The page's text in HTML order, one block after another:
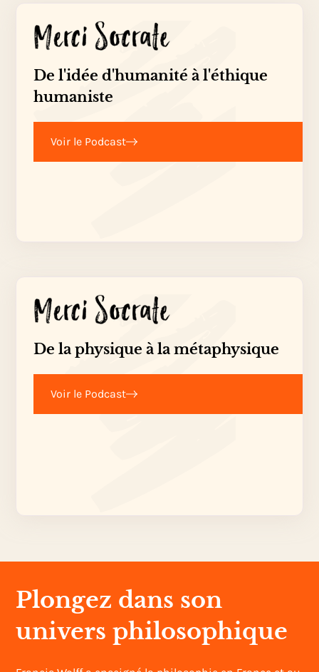
De l'idée d'humanité à l'éthique
humaniste
Voir le Podcast
De la physique à la métaphysique
Voir le Podcast
Plongez dans son
univers philosophique